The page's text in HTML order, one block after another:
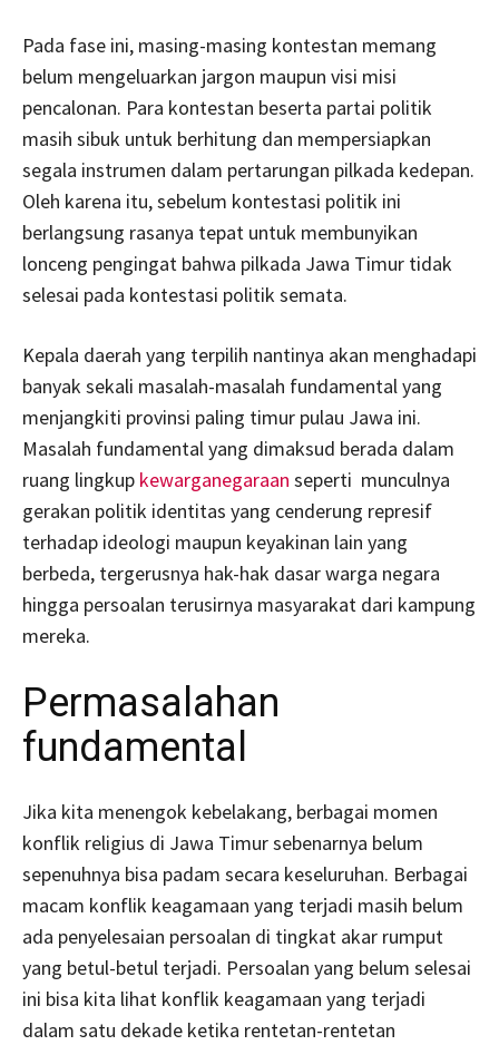
Pada fase ini, masing-masing kontestan memang
belum mengeluarkan jargon maupun visi misi
pencalonan. Para kontestan beserta partai politik
masih sibuk untuk berhitung dan mempersiapkan
segala instrumen dalam pertarungan pilkada kedepan.
Oleh karena itu, sebelum kontestasi politik ini
berlangsung rasanya tepat untuk membunyikan
lonceng pengingat bahwa pilkada Jawa Timur tidak
selesai pada kontestasi politik semata.
Kepala daerah yang terpilih nantinya akan menghadapi
banyak sekali masalah-masalah fundamental yang
menjangkiti provinsi paling timur pulau Jawa ini.
Masalah fundamental yang dimaksud berada dalam
ruang lingkup kewarganegaraan seperti munculnya
gerakan politik identitas yang cenderung represif
terhadap ideologi maupun keyakinan lain yang
berbeda, tergerusnya hak-hak dasar warga negara
hingga persoalan terusirnya masyarakat dari kampung
mereka.
Permasalahan
fundamental
Jika kita menengok kebelakang, berbagai momen
konflik religius di Jawa Timur sebenarnya belum
sepenuhnya bisa padam secara keseluruhan. Berbagai
macam konflik keagamaan yang terjadi masih belum
ada penyelesaian persoalan di tingkat akar rumput
yang betul-betul terjadi. Persoalan yang belum selesai
ini bisa kita lihat konflik keagamaan yang terjadi
dalam satu dekade ketika rentetan-rentetan